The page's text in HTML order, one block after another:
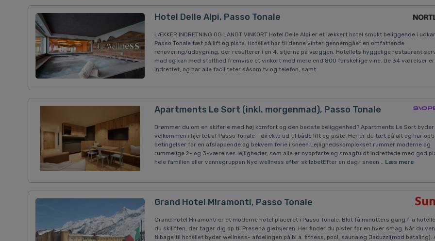
Hotel Delle Alpi, Passo Tonale
LÆKKER INDRETNING OG LANGT VINKORT Hotel Delle Alpi er et lækkert hotel smukt beliggende i
Passo Tonale tæt på lift og piste. Hotellet har til denne vinter gennemgået en omfattende
renovering/udbygning, der resulterer i en 4. stjerne på væggen. Hotellets hyggelige restaurant
mad og kan med stolthed fremvise et vinkort med mere end 800 forskellige vine. De 34 værelser
indrettet, og har alle faciliteter såsom tv og telefon, samt
Apartments Le Sort (inkl. morgenmad), Passo Tonale
Drømmer du om en skiferie med høj komfort og den bedste beliggenhed? Apartments Le Sort byder
velkommen i hjertet af Passo Tonale - direkte ud til både lift og piste. Her er du tæt på alt og har
betingelser for en afslappende og bekvem ferie i sneen.Lejlighedskomplekset rummer moderne og
rummelige 2- og 3-værelses lejligheder, som alle er nyopførte og smagfuldt indrettede med god
hele familien eller vennegruppen.Nyd wellness efter skiløbetEfter en dag i sneen... Læs mere
Grand Hotel Miramonti, Passo Tonale
Grand hotel Miramonti er et moderne hotel placeret i Passo Tonale. Blot få minutters gang fra
du skiliften, der tager dig op til Presena gletsjeren. Her finder du pister for en hver smag. Når du
tilbage til hotellet byder wellness- afdelingen på bl.a. fitness, pool, sauna og Jacuzzi(mod betaling).